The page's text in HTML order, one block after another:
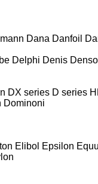
Dana Danfoil
Delphi Denis Denso
DX series D series
Dominoni
Elibol Epsilon